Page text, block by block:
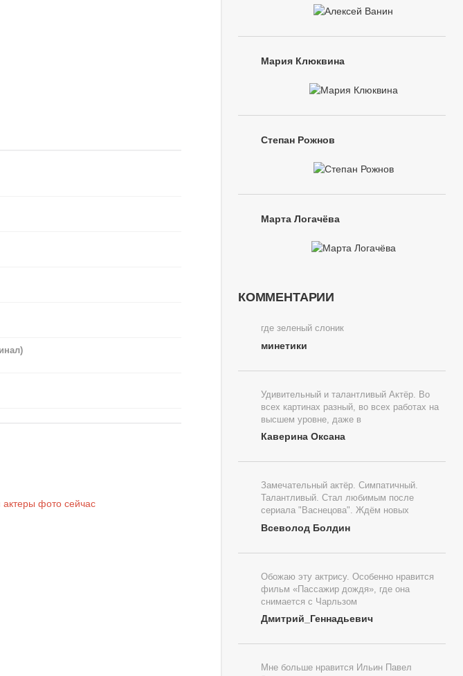
Мария Клюквина
Степан Рожнов
Марта Логачёва
КОММЕНТАРИИ
где зеленый слоник
минетики
Удивительный и талантливый Актёр. Во
всех картинах разный, во всех работах на
высшем уровне, даже в
Каверина Оксана
Замечательный актёр. Симпатичный.
Талантливый. Стал любимым после
сериала "Васнецова". Ждём новых
Всеволод Болдин
Обожаю эту актрису. Особенно нравится
фильм «Пассажир дождя», где она
снимается с Чарльзом
Дмитрий_Геннадьевич
Мне больше нравится Ильин Павел